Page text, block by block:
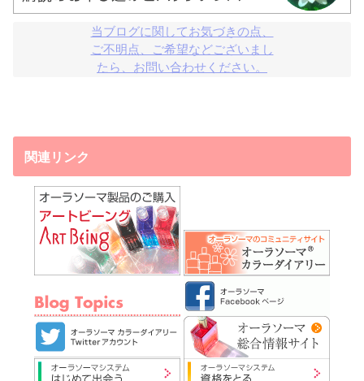
当ブログに関してお気づきの点、
ご不明点、ご希望などございまし
たら、お問い合わせください。
関連リンク